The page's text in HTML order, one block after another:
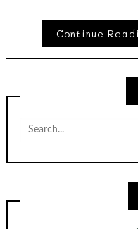
Continue
Search
for: